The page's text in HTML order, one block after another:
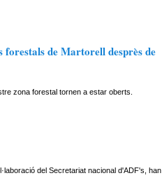
de Martorell desprès de
zona forestal tornen a estar oberts.
del Secretariat nacional d'ADF's, han